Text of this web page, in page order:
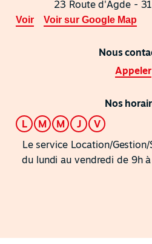
23 Route d'Agde -
Voir Voir sur Google Map
Nous
Appeler
Nos
L
M M J
V
Le service Location/
du lundi au vendredi de 9h